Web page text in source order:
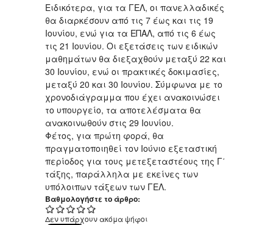
Ειδικότερα, για τα ΓΕΛ, οι πανελλαδικές
θα διαρκέσουν από τις 7 έως και τις 19
Ιουνίου, ενώ για τα ΕΠΑΛ, από τις 6 έως
τις 21 Ιουνίου. Οι εξετάσεις των ειδικών
μαθημάτων θα διεξαχθούν μεταξύ 22 και
30 Ιουνίου, ενώ οι πρακτικές δοκιμασίες,
μεταξύ 20 και 30 Ιουνίου. Σύμφωνα με το
χρονοδιάγραμμα που έχει ανακοινώσει
το υπουργείο, τα αποτελέσματα θα
ανακοινωθούν στις 29 Ιουνίου.
Φέτος, για πρώτη φορά, θα
πραγματοποιηθεί τον Ιούνιο εξεταστική
περίοδος για τους μετεξεταστέους της Γ΄
τάξης, παράλληλα με εκείνες των
υπόλοιπων τάξεων των ΓΕΛ.
Βαθμολογήστε το άρθρο:
Δεν υπάρχουν ακόμα ψήφοι